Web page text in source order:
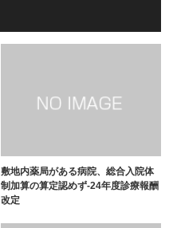
敷地内薬局がある病院、総合入院体
制加算の算定認めず-24年度診療報酬
改定